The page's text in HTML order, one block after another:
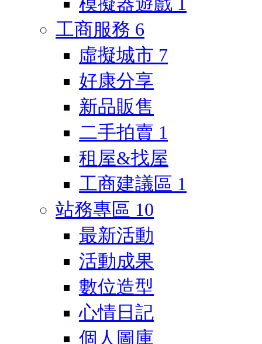
工商服務 6
虛擬城市 7
好康分享
新品販售
二手拍賣 1
租屋&找屋
工商建議區 1
站務專區 10
最新活動
活動成果
數位造型
心情日記
個人圖庫